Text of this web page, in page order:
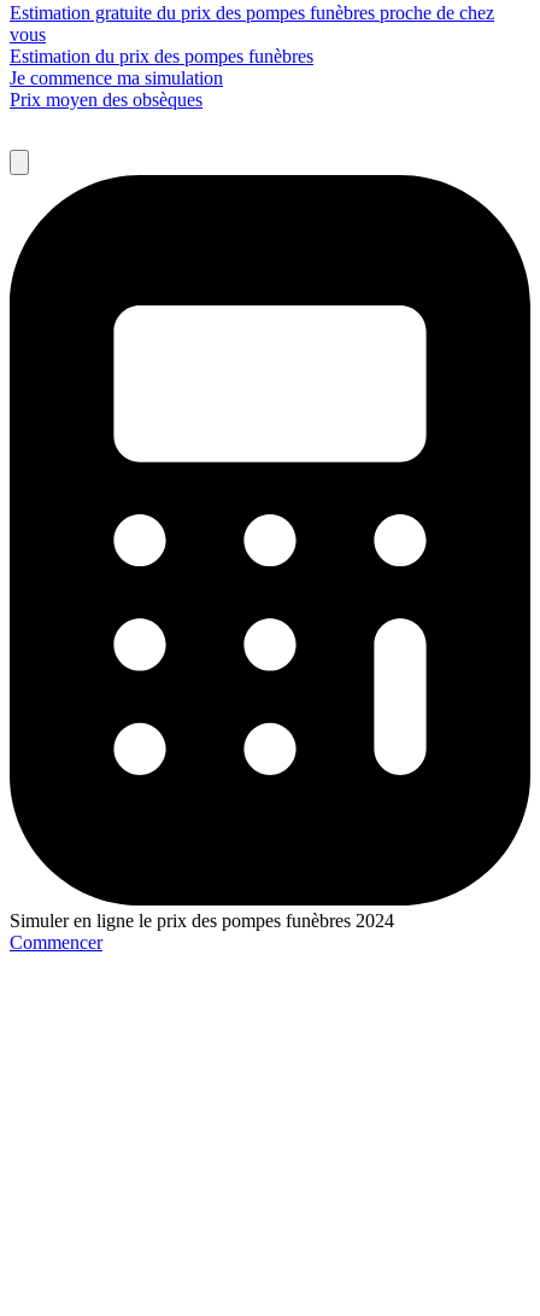
Estimation gratuite du prix des pompes funèbres proche de chez
vous
Estimation du prix des pompes funèbres
Je commence ma simulation
Prix moyen des obsèques
Simuler en ligne le prix des pompes funèbres 2024
Commencer